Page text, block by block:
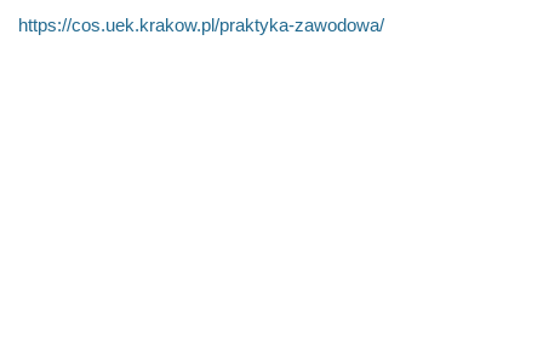
https://cos.uek.krakow.pl/praktyka-zawodowa/